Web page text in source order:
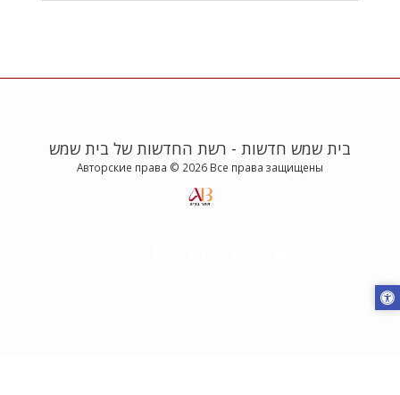
בית שמש חדשות - רשת החדשות של בית שמש
Авторские права © 2026 Все права защищены